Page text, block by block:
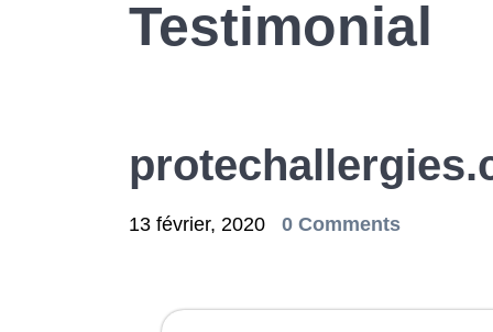
Testimonial
13 février, 2020 0 Comments